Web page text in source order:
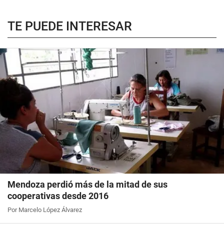
TE PUEDE INTERESAR
Mendoza perdió más de la mitad de sus
cooperativas desde 2016
Por Marcelo López Álvarez